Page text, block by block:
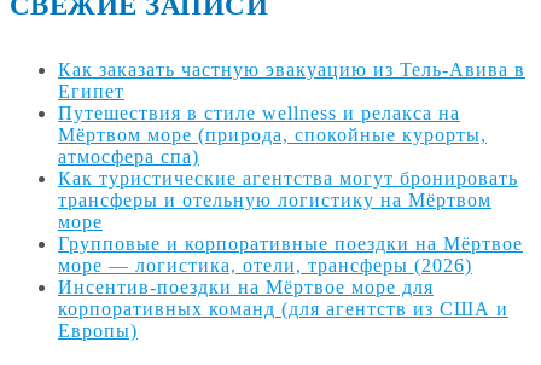
Как заказать частную эвакуацию из Тель-Авива в
Египет
Путешествия в стиле wellness и релакса на
Мёртвом море (природа, спокойные курорты,
атмосфера спа)
Как туристические агентства могут бронировать
трансферы и отельную логистику на Мёртвом
море
Групповые и корпоративные поездки на Мёртвое
море — логистика, отели, трансферы (2026)
Инсентив-поездки на Мёртвое море для
корпоративных команд (для агентств из США и
Европы)